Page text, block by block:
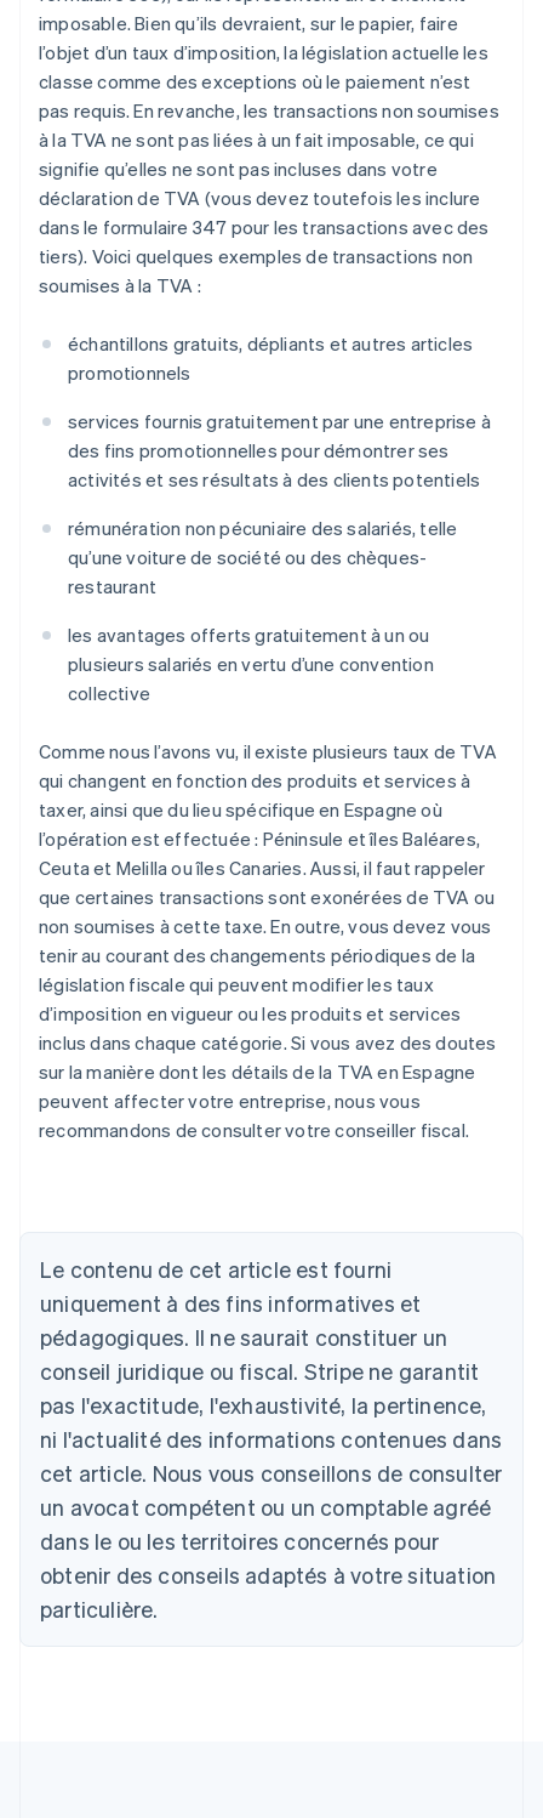
imposable. Bien qu’ils devraient, sur le papier, faire
l’objet d’un taux d’imposition, la législation actuelle les
classe comme des exceptions où le paiement n’est
pas requis. En revanche, les transactions non soumises
à la TVA ne sont pas liées à un fait imposable, ce qui
signifie qu’elles ne sont pas incluses dans votre
déclaration de TVA (vous devez toutefois les inclure
dans le formulaire 347 pour les transactions avec des
tiers). Voici quelques exemples de transactions non
soumises à la TVA :
échantillons gratuits, dépliants et autres articles
promotionnels
services fournis gratuitement par une entreprise à
des fins promotionnelles pour démontrer ses
activités et ses résultats à des clients potentiels
rémunération non pécuniaire des salariés, telle
qu’une voiture de société ou des chèques-
restaurant
les avantages offerts gratuitement à un ou
plusieurs salariés en vertu d’une convention
collective
Comme nous l’avons vu, il existe plusieurs taux de TVA
qui changent en fonction des produits et services à
taxer, ainsi que du lieu spécifique en Espagne où
l’opération est effectuée : Péninsule et îles Baléares,
Ceuta et Melilla ou îles Canaries. Aussi, il faut rappeler
que certaines transactions sont exonérées de TVA ou
non soumises à cette taxe. En outre, vous devez vous
tenir au courant des changements périodiques de la
législation fiscale qui peuvent modifier les taux
d’imposition en vigueur ou les produits et services
inclus dans chaque catégorie. Si vous avez des doutes
sur la manière dont les détails de la TVA en Espagne
peuvent affecter votre entreprise, nous vous
recommandons de consulter votre conseiller fiscal.
Le contenu de cet article est fourni
uniquement à des fins informatives et
pédagogiques. Il ne saurait constituer un
conseil juridique ou fiscal. Stripe ne garantit
pas l'exactitude, l'exhaustivité, la pertinence,
ni l'actualité des informations contenues dans
cet article. Nous vous conseillons de consulter
un avocat compétent ou un comptable agréé
dans le ou les territoires concernés pour
obtenir des conseils adaptés à votre situation
particulière.
Allemagne
DeutschEnglish
Australie
English
Autriche
Deutsch English
Belgique
NederlandsFrançaisDeutschEnglish
Brésil
Bulgarie
English
Canada
EnglishFrançais
Chine continentale